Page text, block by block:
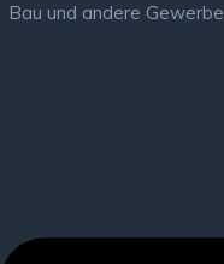
Bau und andere Gewerbe